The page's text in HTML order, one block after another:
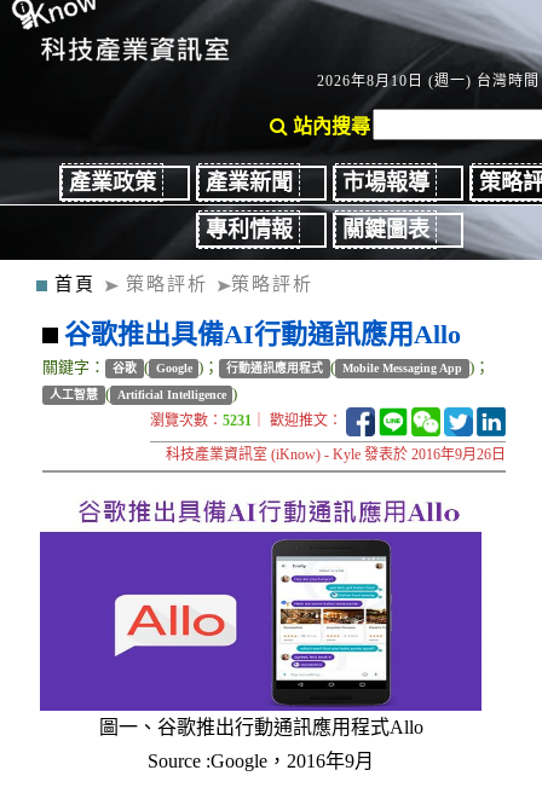
2026年8月10日 (週一) 台灣時間
站內搜尋
產業政策 產業新聞 市場報導
策略
專利情報
關鍵圖表
首頁 策略評析 策略評析
谷歌推出具備AI行動通訊應用Allo
關鍵字： 谷歌 ( Google )； 行動通訊應用程式 ( Mobile Messaging App )；
人工智慧 ( Artificial Intelligence )
瀏覽次數：5231 ｜ 歡迎推文：
科技產業資訊室 (iKnow) - Kyle 發表於 2016年9月26日
圖一、谷歌推出行動通訊應用程式Allo
Source :Google，2016年9月